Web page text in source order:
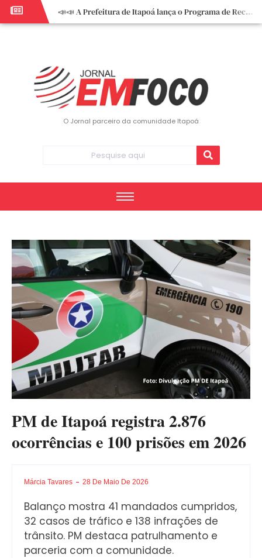
📣📣 A Prefeitura de Itapoá lança o Programa de Recuperação Fiscal (REFIS).
📢 Empreendedor do turismo, esta oportunidade é para você! Itapoá – SC.
O Jornal parceiro da comunidade Itapoá
PM de Itapoá registra 2.876
ocorrências e 100 prisões em 2026
Márcia Tavares 28 De Maio De 2026
Balanço mostra 41 mandados cumpridos,
32 casos de tráfico e 138 infrações de
trânsito. PM destaca patrulhamento e
parceria com a comunidade.